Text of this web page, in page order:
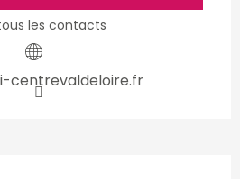
les contacts
centrevaldeloire.fr